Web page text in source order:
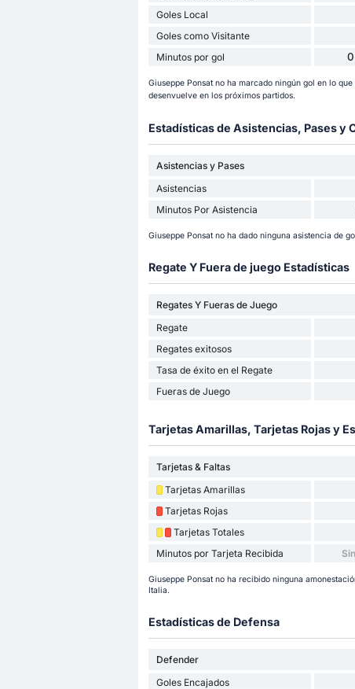
Goles Local
Goles como Visitante
Minutos por gol
Giuseppe Ponsat no ha marcado ningún gol en lo
desenvuelve en los próximos partidos.
Estadísticas de Asistencias, Pases y
Asistencias y Pases
Asistencias
Minutos Por Asistencia
Giuseppe Ponsat no ha dado ninguna asistencia de
Regate Y Fuera de juego Estadísticas
Regates Y Fueras de Juego
Regate
Regates exitosos
Tasa de éxito en el Regate
Fueras de Juego
Tarjetas Amarillas, Tarjetas Rojas y
Tarjetas & Faltas
Tarjetas Amarillas
Tarjetas Rojas
Tarjetas Totales
Minutos por Tarjeta Recibida
Giuseppe Ponsat no ha recibido ninguna
Italia.
Estadísticas de Defensa
Defender
Goles Encajados